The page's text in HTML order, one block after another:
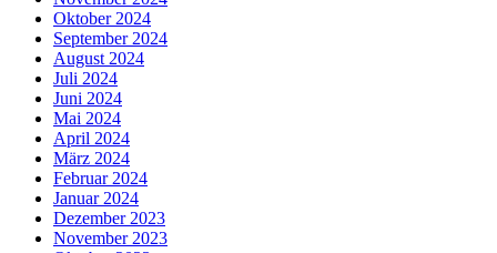
Oktober 2024
September 2024
August 2024
Juli 2024
Juni 2024
Mai 2024
April 2024
März 2024
Februar 2024
Januar 2024
Dezember 2023
November 2023